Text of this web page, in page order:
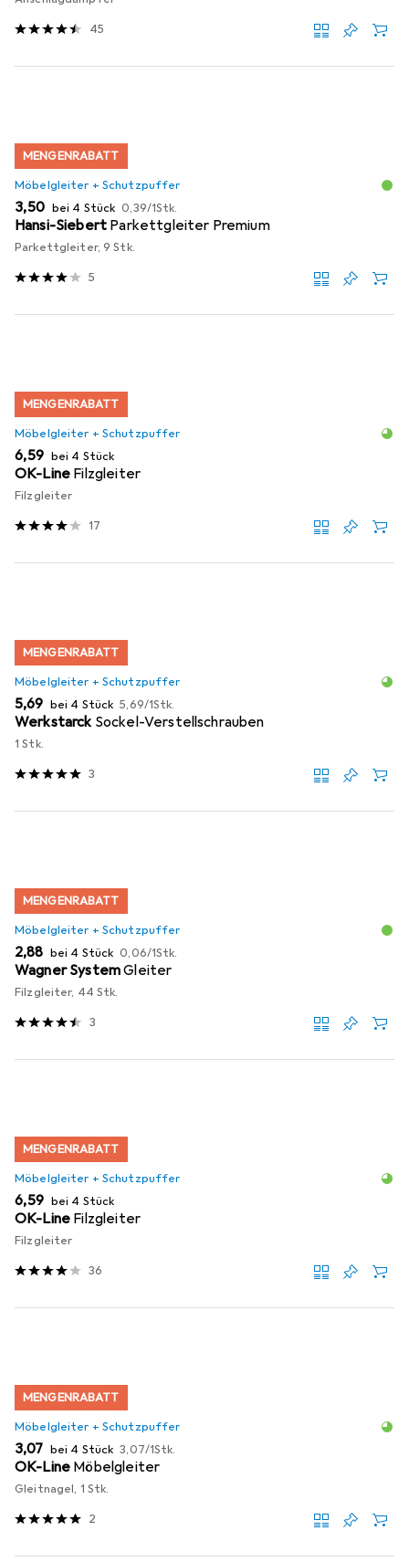
45
MENGENRABATT
Möbelgleiter + Schutzpuffer
EUR
3,50 bei 4 Stück EUR
0,39/1Stk.
Hansi-Siebert Parkettgleiter Premium
Parkettgleiter, 9 Stk.
5
MENGENRABATT
Möbelgleiter + Schutzpuffer
EUR
6,59 bei 4 Stück
OK-Line Filzgleiter
Filzgleiter
17
MENGENRABATT
Möbelgleiter + Schutzpuffer
EUR
5,69 bei 4 Stück EUR
5,69/1Stk.
Werkstarck Sockel-Verstellschrauben
1 Stk.
3
MENGENRABATT
Möbelgleiter + Schutzpuffer
EUR
2,88 bei 4 Stück EUR
0,06/1Stk.
Wagner SystemGleiter
Filzgleiter, 44 Stk.
3
MENGENRABATT
Möbelgleiter + Schutzpuffer
EUR
6,59 bei 4 Stück
OK-Line Filzgleiter
Filzgleiter
36
MENGENRABATT
Möbelgleiter + Schutzpuffer
EUR
3,07 bei 4 Stück EUR
3,07/1Stk.
OK-Line Möbelgleiter
Gleitnagel, 1 Stk.
2